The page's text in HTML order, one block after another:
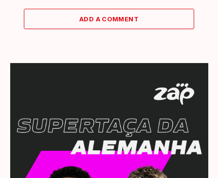
ADD A COMMENT